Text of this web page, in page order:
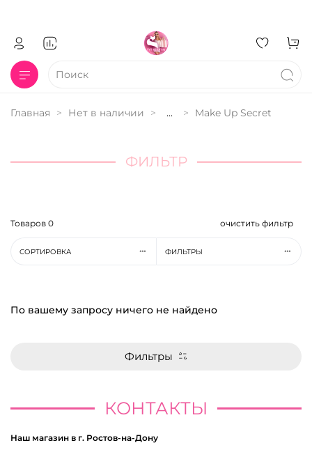
Главная Нет в наличии ... Make Up Secret
ФИЛЬТР
Товаров 0 очистить фильтр
СОРТИРОВКА ФИЛЬТРЫ
По вашему запросу ничего не найдено
Фильтры
КОНТАКТЫ
Наш магазин в г. Ростов-на-Дону